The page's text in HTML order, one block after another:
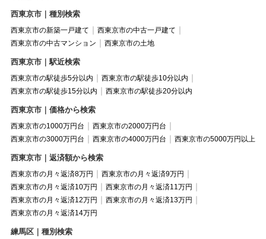
西東京市｜種別検索
西東京市の新築一戸建て
西東京市の中古一戸建て
西東京市の中古マンション
西東京市の土地
西東京市｜駅近検索
西東京市の駅徒歩5分以内
西東京市の駅徒歩10分以内
西東京市の駅徒歩15分以内
西東京市の駅徒歩20分以内
西東京市｜価格から検索
西東京市の1000万円台
西東京市の2000万円台
西東京市の3000万円台
西東京市の4000万円台 西東京市の5000万円以上
西東京市｜返済額から検索
西東京市の月々返済8万円
西東京市の月々返済9万円
西東京市の月々返済10万円
西東京市の月々返済11万円
西東京市の月々返済12万円
西東京市の月々返済13万円
西東京市の月々返済14万円
練馬区｜種別検索